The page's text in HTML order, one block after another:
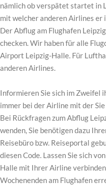
nämlich ob verspätet startet in
mit welcher anderen Airlines er
Der Abflug am Flughafen
checken. Wir haben für alle
Airport Leipzig-Halle. Für
anderen Airlines.
Informieren Sie sich im Zweifel
immer bei der Airline mit der
Bei Rückfragen zum Abflug
wenden, Sie benötigen dazu
Reisebüro bzw. Reiseportal
diesen Code. Lassen Sie sich
Halle mit Ihrer Airline
Wochenenden am Flughafen